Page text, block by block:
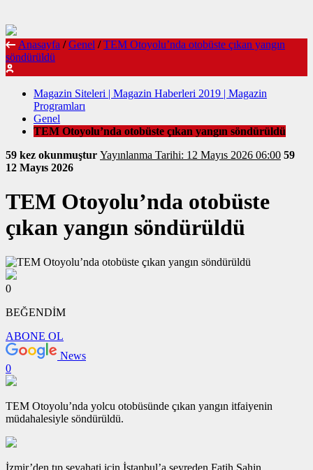
Anasayfa / Genel / TEM Otoyolu’nda otobüste çıkan yangın
söndürüldü
Magazin Siteleri | Magazin Haberleri 2019 | Magazin
Programları
Genel
TEM Otoyolu’nda otobüste çıkan yangın söndürüldü
59 kez okunmuştur
Yayınlanma Tarihi: 12 Mayıs 2026 06:00 59
12 Mayıs 2026
TEM Otoyolu’nda otobüste
çıkan yangın söndürüldü
0
BEĞENDİM
ABONE OL
News
0
TEM Otoyolu’nda yolcu otobüsünde çıkan yangın itfaiyenin
müdahalesiyle söndürüldü.
İzmir’den tıp seyahati için İstanbul’a seyreden Fatih Şahin